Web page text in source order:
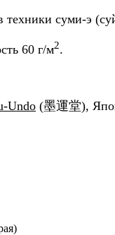
суми-э
60 г/м2.
Undo (墨運堂),